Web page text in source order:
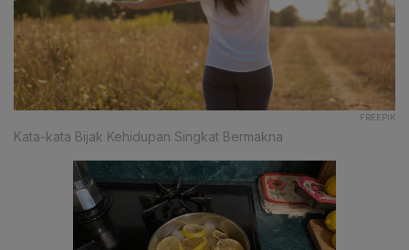
FREEPIK
Kata-kata Bijak Kehidupan Singkat Bermakna